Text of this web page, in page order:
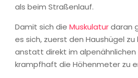
als beim Straßenlauf.
Damit sich die Muskulaturdaran
es sich, zuerst den Haushügel zu
anstatt direkt im alpenähnlichen
krampfhaft die Höhenmeter zu